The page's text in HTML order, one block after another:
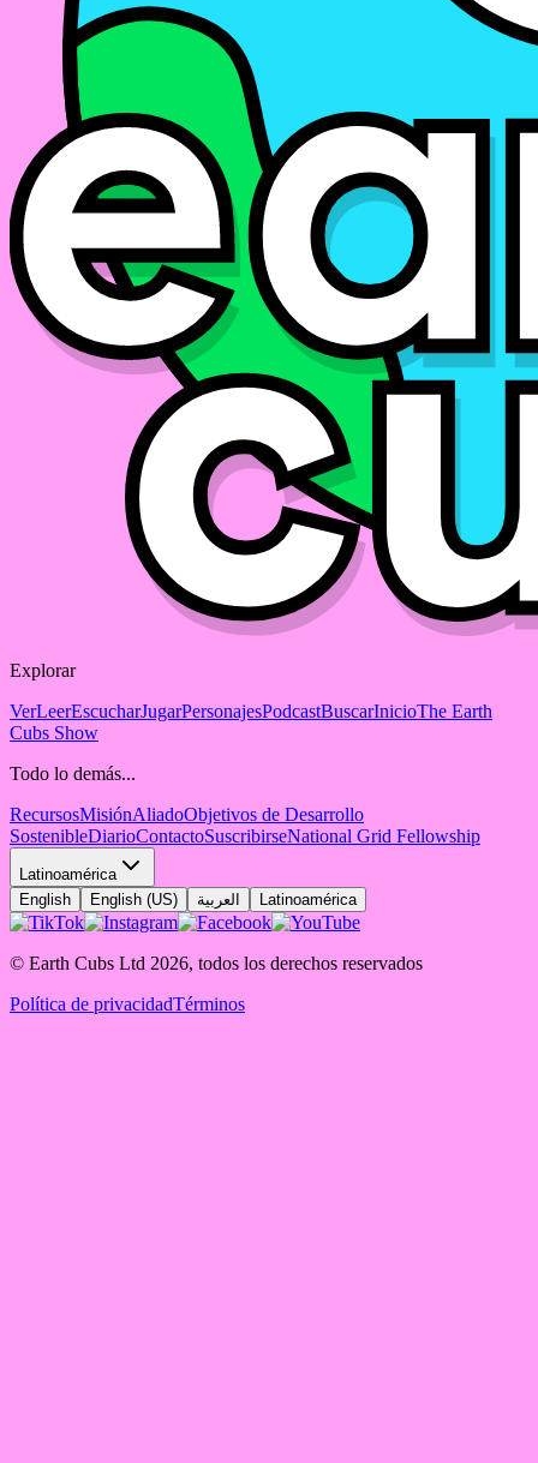
Explorar
VerLeerEscucharJugarPersonajesPodcastBuscarInicioThe Earth
Cubs Show
Todo lo demás...
RecursosMisiónAliadoObjetivos de Desarrollo
SostenibleDiarioContactoSuscribirseNational Grid Fellowship
Latinoamérica
English
English (US) العربية Latinoamérica
© Earth Cubs Ltd 2026, todos los derechos reservados
Política de privacidadTérminos